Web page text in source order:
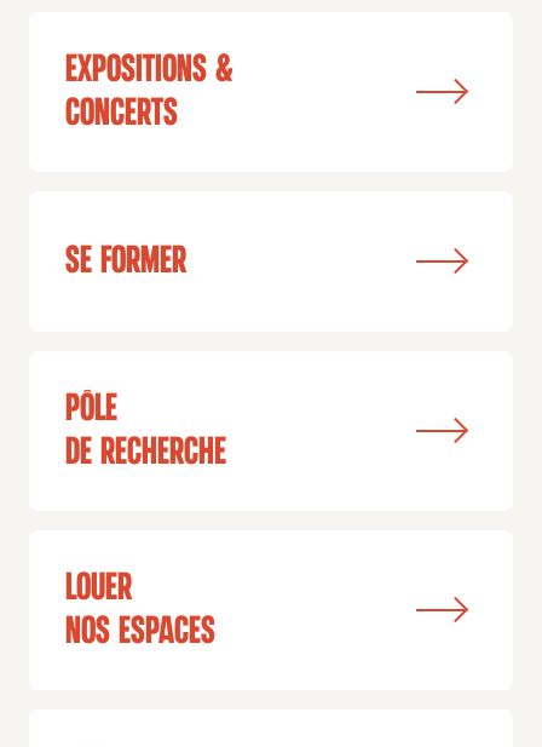
Expositions &
concerts
Se former
pôle
de recherche
Louer
nos espaces